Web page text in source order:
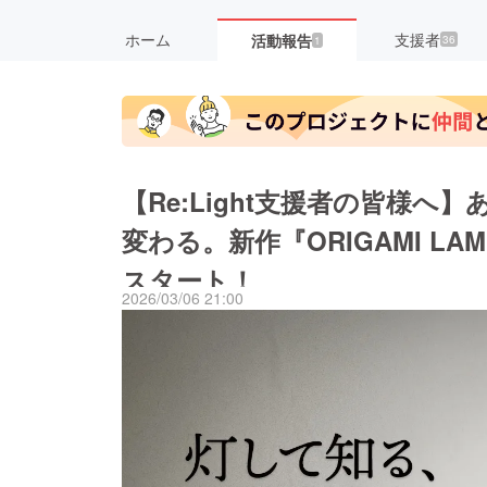
ホーム 活動報告 1 支援者36
【Re:Light支援者の皆様へ
変わる。新作『ORIGAMI
スタート！
2026/03/06 21:00